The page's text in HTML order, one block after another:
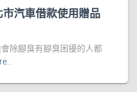
汽車借款使用贈品
除腳臭有腳臭困擾的人都